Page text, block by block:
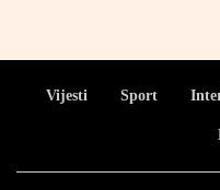
Vijesti Sport